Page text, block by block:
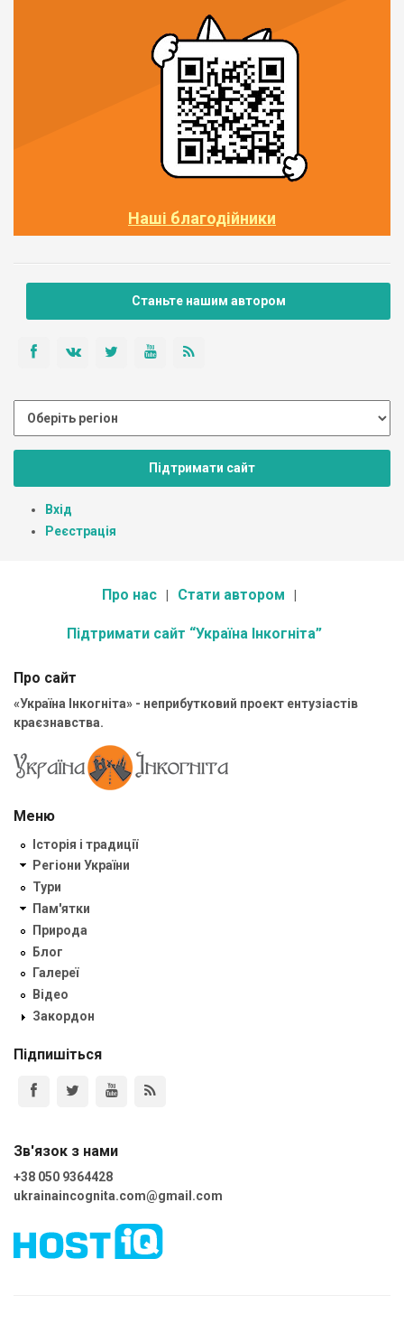
Наші благодійники
Станьте нашим автором
Підтримати сайт
Вхід
Реєстрація
Про нас Стати автором
Підтримати сайт “Україна Інкогніта”
Про сайт
«Україна Інкогніта» - неприбутковий проект ентузіастів
краєзнавства.
Меню
Історія і традиції
Регіони України
Тури
Пам'ятки
Природа
Блог
Галереї
Відео
Закордон
Підпишіться
Зв'язок з нами
+38 050 9364428
ukrainaincognita.com@gmail.com